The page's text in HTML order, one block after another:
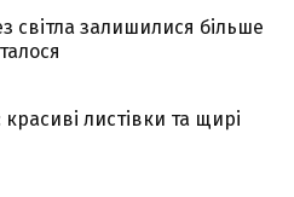
світла залишилися більше
листівки та щирі